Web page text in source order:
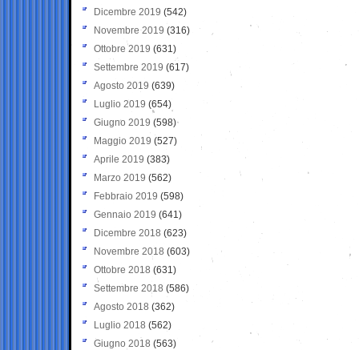
Dicembre 2019 (542)
Novembre 2019 (316)
Ottobre 2019 (631)
Settembre 2019 (617)
Agosto 2019 (639)
Luglio 2019 (654)
Giugno 2019 (598)
Maggio 2019 (527)
Aprile 2019 (383)
Marzo 2019 (562)
Febbraio 2019 (598)
Gennaio 2019 (641)
Dicembre 2018 (623)
Novembre 2018 (603)
Ottobre 2018 (631)
Settembre 2018 (586)
Agosto 2018 (362)
Luglio 2018 (562)
Giugno 2018 (563)